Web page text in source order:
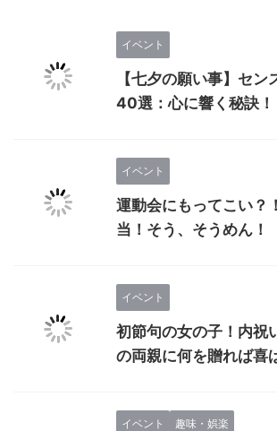
イベント
【七夕の願い事】セン
40選：心に響く秘訣！
イベント
運動会にもってこい？
当！そう、そうめん！
イベント
初節句の女の子！内祝
の両親に何を贈れば喜
イベント 趣味・娯楽